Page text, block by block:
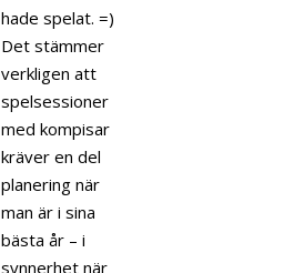
hade spelat. =)
Det stämmer
verkligen att
spelsessioner
med kompisar
kräver en del
planering när
man är i sina
bästa år – i
synnerhet när